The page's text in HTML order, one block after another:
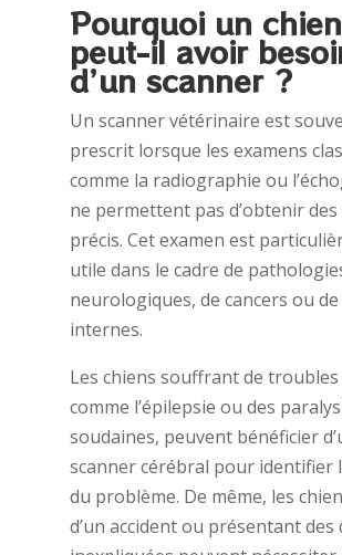
Pourquoi un chien
peut-il avoir
d’un scanner ?
Un scanner vétérinaire est
prescrit lorsque les examens
comme la radiographie ou
ne permettent pas d’obtenir
précis. Cet examen est
utile dans le cadre de
neurologiques, de cancers ou
internes.
Les chiens souffrant de
comme l’épilepsie ou des
soudaines, peuvent bénéficier
scanner cérébral pour identifier
du problème. De même, les
d’un accident ou présentant des